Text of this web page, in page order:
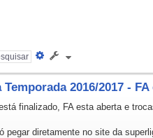
Pesquisa
2016/2017 -
finalizado, FA esta aberta e
pegar diretamente no site da